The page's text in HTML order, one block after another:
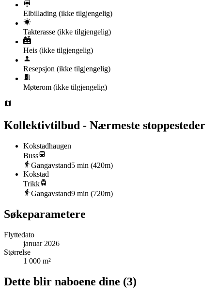
Elbillading (ikke tilgjengelig)
Takterasse (ikke tilgjengelig)
Heis (ikke tilgjengelig)
Resepsjon (ikke tilgjengelig)
Møterom (ikke tilgjengelig)
Kollektivtilbud - Nærmeste stoppesteder
Kokstadhaugen
Buss
Gangavstand5 min (420m)
Kokstad
Trikk
Gangavstand9 min (720m)
Søkeparametere
Flyttedato
januar 2026
Størrelse
1 000 m²
Dette blir naboene dine (3)